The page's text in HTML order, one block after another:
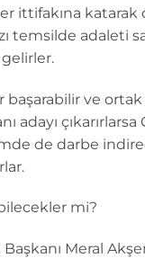
ittifakına katarak
temsilde adaleti
başarabilir ve
adayı
de darbe
mi?
Meral